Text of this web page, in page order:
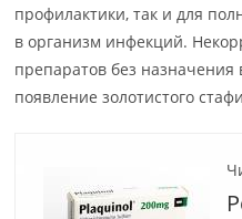
профилактики, так и для
в организм инфекций.
препаратов без
появление золотистого